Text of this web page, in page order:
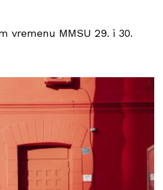
vremenu MMSU 29. i 30.